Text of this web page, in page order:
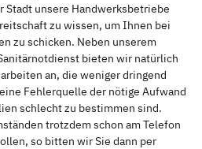
Stadt unsere Handwerksbetriebe
zu wissen, um Ihnen bei
zu schicken. Neben unserem
bieten wir natürlich
an, die weniger dringend
Fehlerquelle der nötige Aufwand
schlecht zu bestimmen sind.
trotzdem schon am Telefon
so bitten wir Sie dann per